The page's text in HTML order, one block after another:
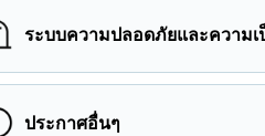
ระบบความปลอดภัยและความ
ประกาศอื่นๆ